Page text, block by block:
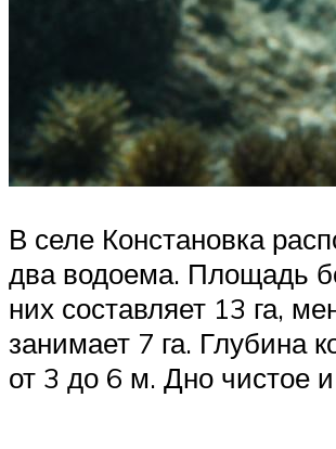
В селе Констановка
два водоема. Площадь
них составляет 13 га,
занимает 7 га. Глубина
от 3 до 6 м. Дно чистое